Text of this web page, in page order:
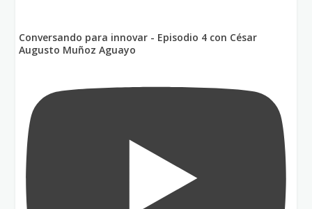
Conversando para innovar - Episodio 4 con César
Augusto Muñoz Aguayo